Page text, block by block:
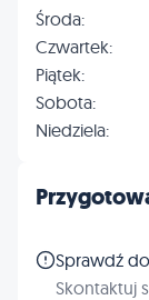
Środa:
Czwartek:
Piątek:
Sobota:
Niedziela:
Sprawdź
Skontaktuj